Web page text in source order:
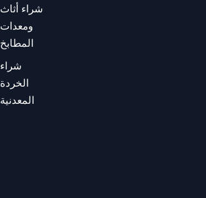
شراء أثاث
ومعدات
المطابخ
شراء
الخردة
المعدنية